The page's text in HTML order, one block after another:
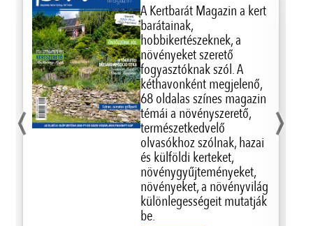
A Kertbarát Magazin a kert
barátainak,
hobbikertészeknek, a
növényeket szerető
fogyasztóknak szól. A
kéthavonként megjelenő,
68 oldalas színes magazin
témái a növényszerető,
természetkedvelő
olvasókhoz szólnak, hazai
és külföldi kerteket,
növénygyűjteményeket,
növényeket, a növényvilág
különlegességeit mutatják
be.
‹ ›